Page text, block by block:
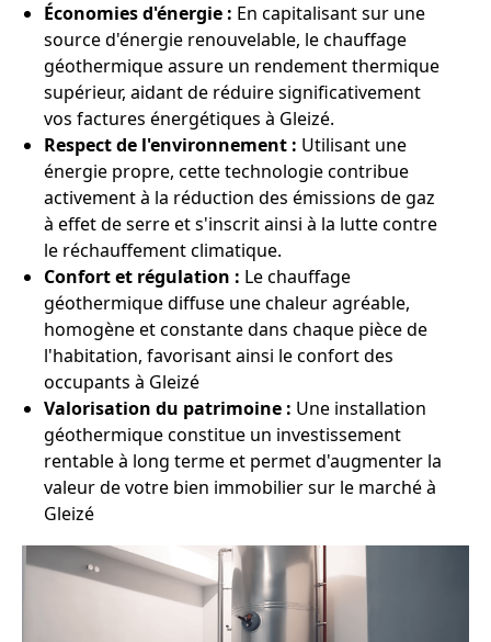
Économies d'énergie : En capitalisant sur une
source d'énergie renouvelable, le chauffage
géothermique assure un rendement thermique
supérieur, aidant de réduire significativement
vos factures énergétiques à Gleizé.
Respect de l'environnement : Utilisant une
énergie propre, cette technologie contribue
activement à la réduction des émissions de gaz
à effet de serre et s'inscrit ainsi à la lutte contre
le réchauffement climatique.
Confort et régulation : Le chauffage
géothermique diffuse une chaleur agréable,
homogène et constante dans chaque pièce de
l'habitation, favorisant ainsi le confort des
occupants à Gleizé
Valorisation du patrimoine : Une installation
géothermique constitue un investissement
rentable à long terme et permet d'augmenter la
valeur de votre bien immobilier sur le marché à
Gleizé